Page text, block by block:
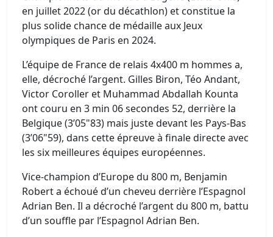
en juillet 2022 (or du décathlon) et constitue la
plus solide chance de médaille aux Jeux
olympiques de Paris en 2024.
L’équipe de France de relais 4x400 m hommes a,
elle, décroché l’argent. Gilles Biron, Téo Andant,
Victor Coroller et Muhammad Abdallah Kounta
ont couru en 3 min 06 secondes 52, derrière la
Belgique (3’05"83) mais juste devant les Pays-Bas
(3’06"59), dans cette épreuve à finale directe avec
les six meilleures équipes européennes.
Vice-champion d’Europe du 800 m, Benjamin
Robert a échoué d’un cheveu derrière l’Espagnol
Adrian Ben. Il a décroché l’argent du 800 m, battu
d’un souffle par l’Espagnol Adrian Ben.